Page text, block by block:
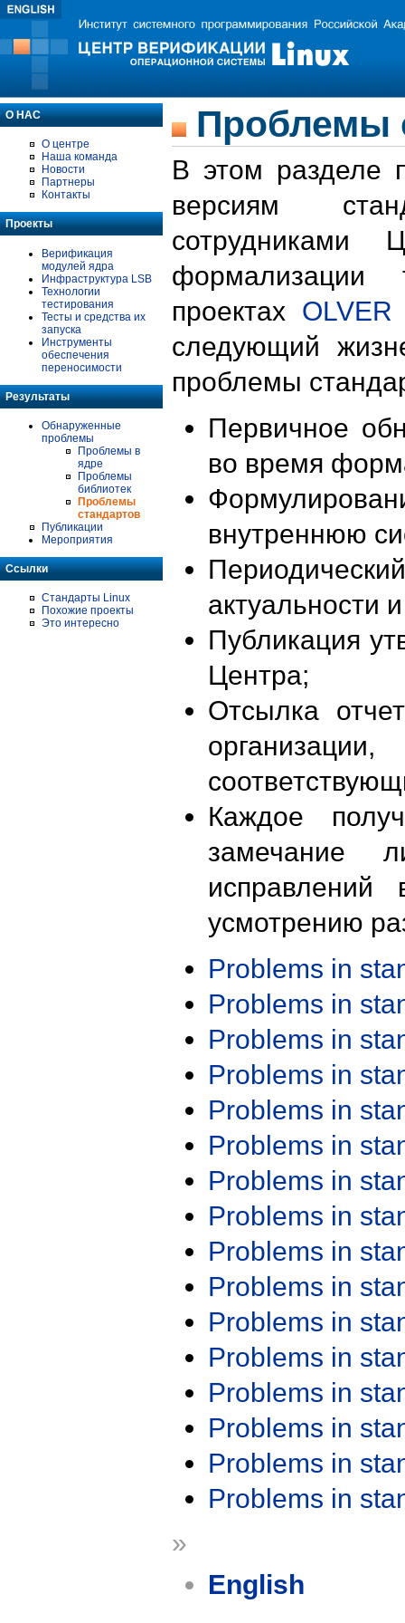
О НАС
О центре
Наша команда
Новости
Партнеры
Контакты
Проекты
Верификация
модулей ядра
Инфраструктура LSB
Технологии
тестирования
Тесты и средства их
запуска
Инструменты
обеспечения
переносимости
Результаты
Обнаруженные
проблемы
Проблемы в
ядре
Проблемы
библиотек
Проблемы
стандартов
Публикации
Мероприятия
Ссылки
Стандарты Linux
Похожие проекты
Это интересно
Проблемы
В этом разделе
версиям
формализации
проектах OLVER
следующий
проблемы
Первичное
во время
внутреннюю
актуальности
Публикация
Центра;
Отсылка
Каждое
замечание
исправлений
усмотрению
Problems in
Problems in
Problems in
Problems in
Problems in
Problems in
Problems in
Problems in
Problems in
Problems in
Problems in
Problems in
Problems in
Problems in
Problems in
Problems in
»
English